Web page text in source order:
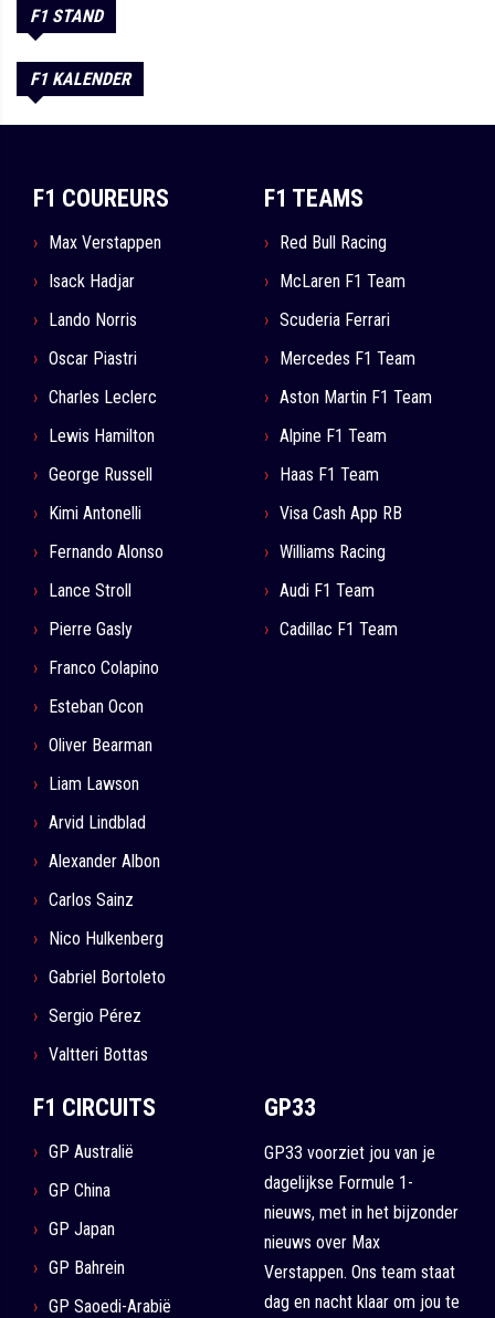
F1 STAND
F1 KALENDER
F1 COUREURS
Max Verstappen
Isack Hadjar
Lando Norris
Oscar Piastri
Charles Leclerc
Lewis Hamilton
George Russell
Kimi Antonelli
Fernando Alonso
Lance Stroll
Pierre Gasly
Franco Colapino
Esteban Ocon
Oliver Bearman
Liam Lawson
Arvid Lindblad
Alexander Albon
Carlos Sainz
Nico Hulkenberg
Gabriel Bortoleto
Sergio Pérez
Valtteri Bottas
F1 TEAMS
Red Bull Racing
McLaren F1 Team
Scuderia Ferrari
Mercedes F1 Team
Aston Martin F1 Team
Alpine F1 Team
Haas F1 Team
Visa Cash App RB
Williams Racing
Audi F1 Team
Cadillac F1 Team
F1 CIRCUITS
GP Australië
GP China
GP Japan
GP Bahrein
GP Saoedi-Arabië
GP33
GP33 voorziet jou van je
dagelijkse Formule 1-
nieuws, met in het bijzonder
nieuws over Max
Verstappen. Ons team staat
dag en nacht klaar om jou te